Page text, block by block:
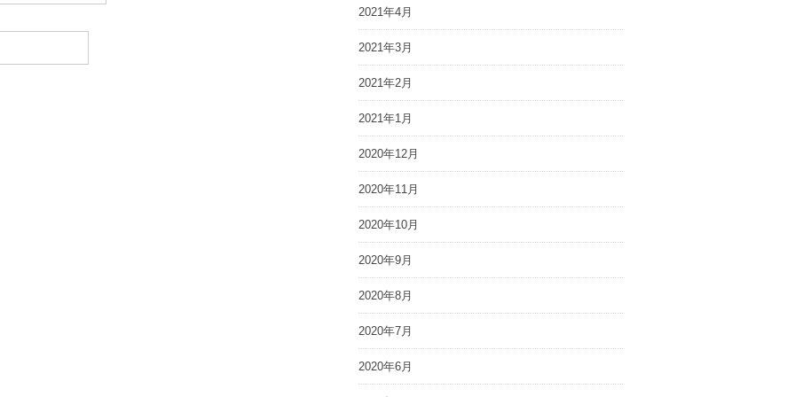
2021年4月
2021年3月
2021年2月
2021年1月
2020年12月
2020年11月
2020年10月
2020年9月
2020年8月
2020年7月
2020年6月